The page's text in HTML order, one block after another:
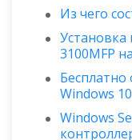
Из чего
Установка
3100MFP
Бесплатно
Windows 10
Windows